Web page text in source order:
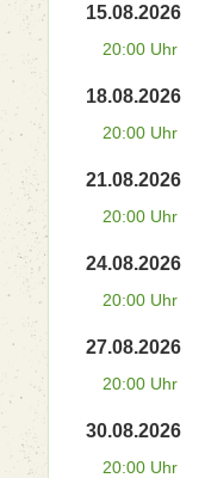
15.08.2026
20:00 Uhr
18.08.2026
20:00 Uhr
21.08.2026
20:00 Uhr
24.08.2026
20:00 Uhr
27.08.2026
20:00 Uhr
30.08.2026
20:00 Uhr